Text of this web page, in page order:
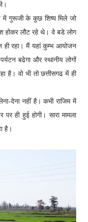
में गुरूजी के कुछ शिष्य मिले जो
होकर लौट रहे थे। वे बडे लोग
ही रहा। मैं यहां कुम्भ आयोजन
बढेगा और स्थानीय लोगों
है। वो भी तो छत्तीसगढ में ही
देना नहीं है। कभी राजिम में
ही हुई होगी। सारा मामला
है।